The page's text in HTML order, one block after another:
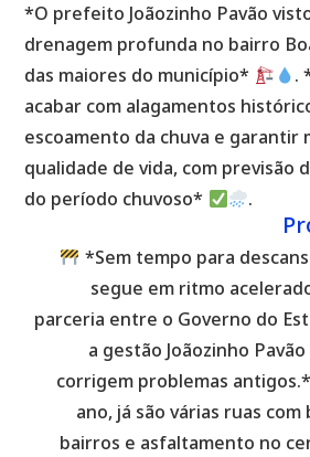
artigos
*O prefeito Joãozinho Pavão
drenagem profunda no bairro
das maiores do município*
.
acabar com alagamentos
escoamento da chuva e garantir
qualidade de vida, com previsão
do período chuvoso*
.
*Sem tempo para
segue em ritmo
parceria entre o Governo do
a gestão Joãozinho
corrigem problemas
ano, já são várias ruas
bairros e asfaltamento no